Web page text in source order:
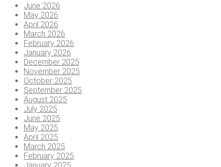
June 2026
May 2026
April 2026
March 2026
February 2026
January 2026
December 2025
November 2025
October 2025
September 2025
August 2025
July 2025
June 2025
May 2025
April 2025
March 2025
February 2025
January 2025